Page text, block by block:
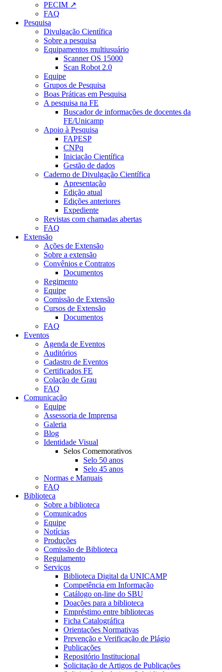
PECIM ↗
FAQ
Pesquisa
Divulgação Científica
Sobre a pesquisa
Equipamentos multiusuário
Scanner OS 15000
Scan Robot 2.0
Equipe
Grupos de Pesquisa
Boas Práticas em Pesquisa
A pesquisa na FE
Buscador de informações de docentes da
FE/Unicamp
Apoio à Pesquisa
FAPESP
CNPq
Iniciação Científica
Gestão de dados
Caderno de Divulgação Científica
Apresentação
Edição atual
Edições anteriores
Expediente
Revistas com chamadas abertas
FAQ
Extensão
Ações de Extensão
Sobre a extensão
Convênios e Contratos
Documentos
Regimento
Equipe
Comissão de Extensão
Cursos de Extensão
Documentos
FAQ
Eventos
Agenda de Eventos
Auditórios
Cadastro de Eventos
Certificados FE
Colação de Grau
FAQ
Comunicação
Equipe
Assessoria de Imprensa
Galeria
Blog
Identidade Visual
Selos Comemorativos
Selo 50 anos
Selo 45 anos
Normas e Manuais
FAQ
Biblioteca
Sobre a biblioteca
Comunicados
Equipe
Notícias
Produções
Comissão de Biblioteca
Regulamento
Serviços
Biblioteca Digital da UNICAMP
Competência em Informação
Catálogo on-line do SBU
Doações para a biblioteca
Empréstimo entre bibliotecas
Ficha Catalográfica
Orientações Normativas
Prevenção e Verificação de Plágio
Publicações
Repositório Institucional
Solicitação de Artigos de Publicações